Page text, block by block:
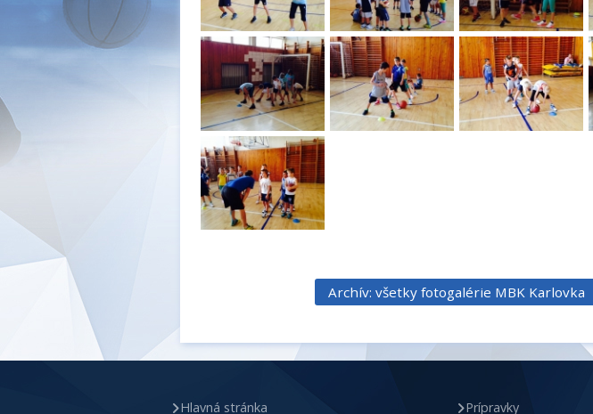
Archív: všetky fotogalérie MBK Karlovka
Hlavná stránka Prípravky